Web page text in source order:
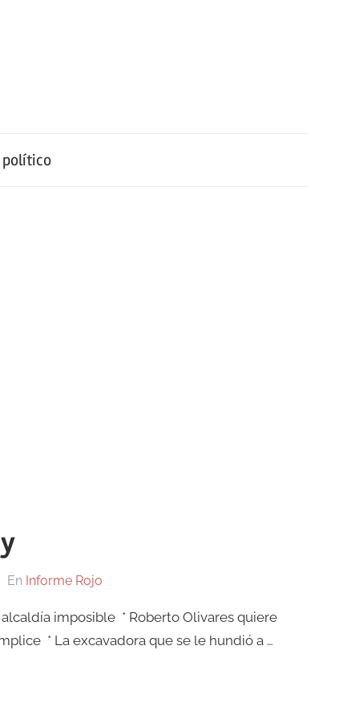
En Informe Rojo
imposible * Roberto Olivares quiere
* La excavadora que se le hundió a …